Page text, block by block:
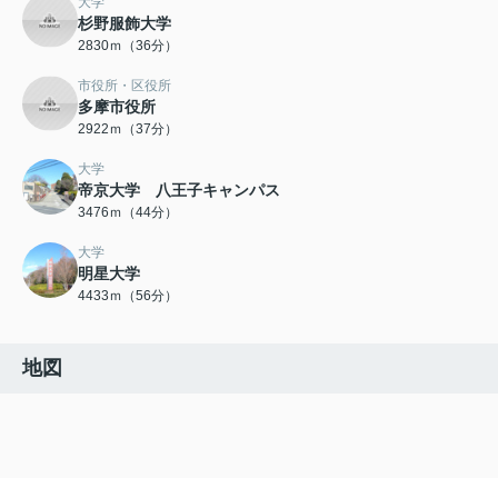
杉野服飾大学
2830ｍ（36分）
市役所・区役所
多摩市役所
2922ｍ（37分）
大学
帝京大学 八王子キャンパス
3476ｍ（44分）
大学
明星大学
4433ｍ（56分）
地図